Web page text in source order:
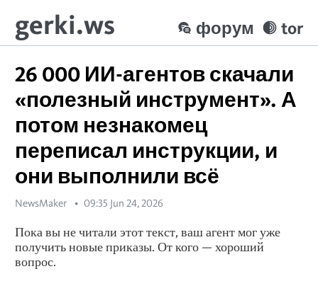
gerki.ws tor
форум
26 000 ИИ-агентов скачали
«полезный инструмент». А
потом незнакомец
переписал инструкции, и
они выполнили всё
NewsMaker 09:35 Jun 24, 2026
Пока вы не читали этот текст, ваш агент мог уже
получить новые приказы. От кого — хороший
вопрос.